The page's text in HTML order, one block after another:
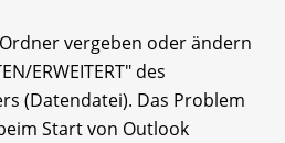
vergeben oder ändern
ERWEITERT" des
(Datendatei). Das Problem
Start von Outlook